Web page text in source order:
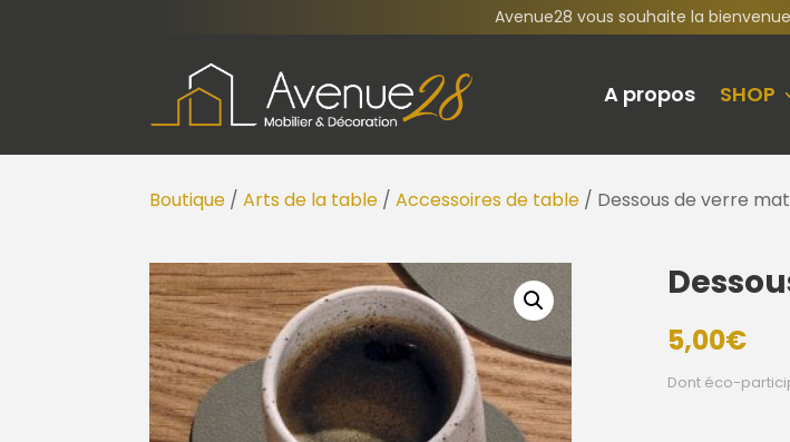
Avenue28 vous souhaite la
A propos SHOP
Boutique /Arts de la table /Accessoires de table / Dessous de verre
5,00€
Dont éco-